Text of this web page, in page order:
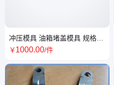
冲压模具 油箱堵盖模具 规格齐
全 来图定制 亿升
￥1000.00/件